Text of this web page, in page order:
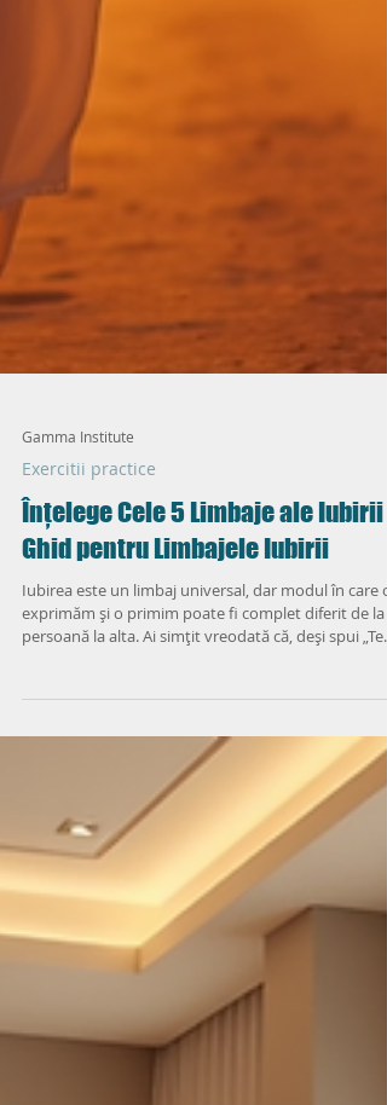
Exercitii practice
Înțelege Cele 5 Limbaje ale Iubirii -
exprimăm și o primim poate fi complet diferit de la o
persoană la alta. Ai simțit vreodată că, deși spui „Te
iubesc”, partenerul tău pare să nu înțeleagă? Sau
poate că tu nu simți iubirea în același fel în care o
arată cel drag? Aici intervine importanța de a
limbajele iubirii. Ele sunt cheia pentru a construi
mai profunde, mai autentice și mai armonioase.